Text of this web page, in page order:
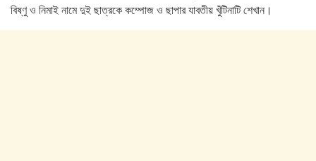
বিষ্ণু ও নিমাই নামে দুই ছাত্রকে কম্পোজ ও ছাপার যাবতীয় খুঁটিনাটি শেখান।